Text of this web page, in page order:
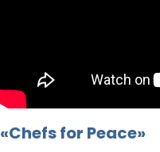
«Chefs for Peace»